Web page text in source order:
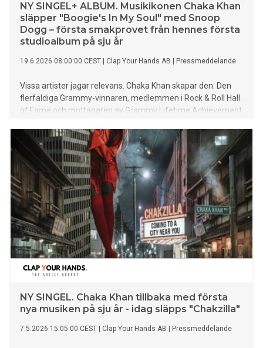
NY SINGEL+ ALBUM. Musikikonen Chaka Khan
släpper "Boogie's In My Soul" med Snoop
Dogg – första smakprovet från hennes första
studioalbum på sju år
19.6.2026 08:00:00 CEST Clap Your Hands AB Pressmeddelande
Vissa artister jagar relevans. Chaka Khan skapar den. Den
flerfaldiga Grammy-vinnaren, medlemmen i Rock & Roll Hall
of Fame och mottagaren av Grammy Lifetime Achievement
sju år. Den 18 september släpps CHAKZILLA (EarthSong
Records/BMG) – ett djärvt, nytt kapitel i hennes
legendariska karriär.
NY SINGEL. Chaka Khan tillbaka med första
nya musiken på sju år - idag släpps "Chakzilla"
7.5.2026 15:05:00 CEST Clap Your Hands AB Pressmeddelande